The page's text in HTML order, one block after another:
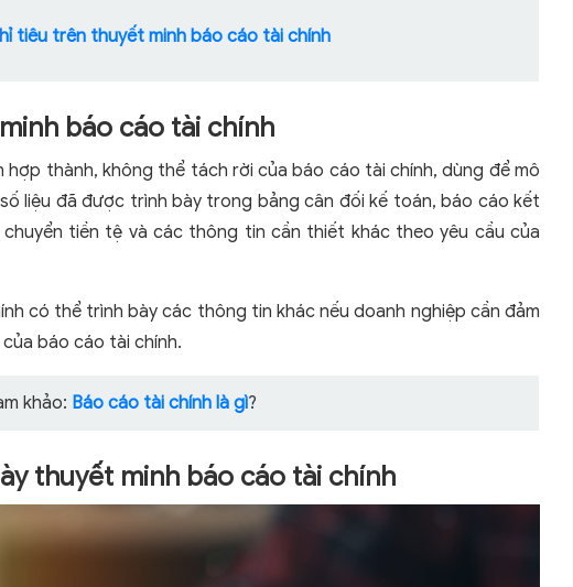
tiêu trên thuyết minh báo cáo tài chính
báo cáo tài chính
hợp thành, không thể tách rời của báo cáo tài chính, dùng để mô
liệu đã được trình bày trong bảng cân đối kế toán, báo cáo kết
tiền tệ và các thông tin cần thiết khác theo yêu cầu của
có thể trình bày các thông tin khác nếu doanh nghiệp cần đảm
báo cáo tài chính.
khảo: Báo cáo tài chính là gì?
thuyết minh báo cáo tài chính